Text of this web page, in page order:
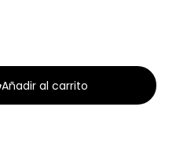
Añadir al carrito